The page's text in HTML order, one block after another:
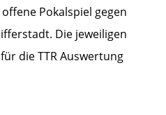
Pokalspiel gegen
Die jeweiligen
die TTR Auswertung